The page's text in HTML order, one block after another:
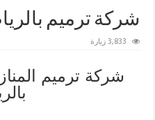
شركة ترميم
3,833 زيارة
شركة ترميم